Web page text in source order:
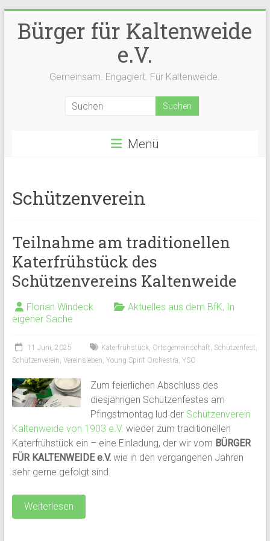
Inhalt
springen
Bürger für Kaltenweide
e.V.
Gemeinsam. Engagiert. Für Kaltenweide.
Menü
Schützenverein
Teilnahme am traditionellen
Katerfrühstück des
Schützenvereins Kaltenweide
Florian Windeck Aktuelles aus dem BfK, In
eigener Sache
11 Juni, 2025 Katerfrühstück, Ortsgemeinschaft, Schützenfest,
Schützenverein, Vereinsleben, Young Spirit Orchestra, YSO
Zum feierlichen Abschluss des
diesjährigen Schützenfestes am
Pfingstmontag lud der Schützenverein
Kaltenweide von 1903 e.V. wieder zum traditionellen
Katerfrühstück ein – eine Einladung, der wir vom BÜRGER
FÜR KALTENWEIDE e.V.wie in den vergangenen Jahren
sehr gerne gefolgt sind.
Weiterlesen